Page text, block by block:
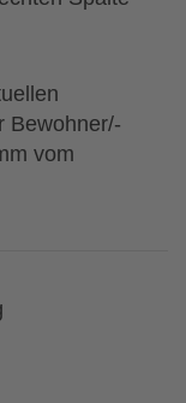
Bewohner/-
vom